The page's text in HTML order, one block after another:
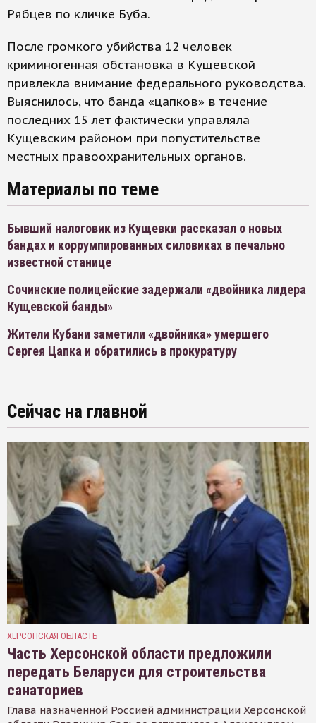
Рябцев по кличке Буба.
После громкого убийства 12 человек
криминогенная обстановка в Кущевской
привлекла внимание федерального руководства.
Выяснилось, что банда «цапков» в течение
последних 15 лет фактически управляла
Кущевским районом при попустительстве
местных правоохранительных органов.
Материалы по теме
Бывший налоговик из Кущевки рассказал о новых
бандах и коррумпированных силовиках в печально
известной станице
Сочинские полицейские задержали «двойника лидера
Кущевской банды»
Жители Кубани заметили «двойника» умершего
Сергея Цапка и обратились в прокуратуру
Сейчас на главной
ХЕРСОНСКАЯ ОБЛАСТЬ
Часть Херсонской области предложили
передать Беларуси для строительства
санаториев
Глава назначенной Россией администрации Херсонской